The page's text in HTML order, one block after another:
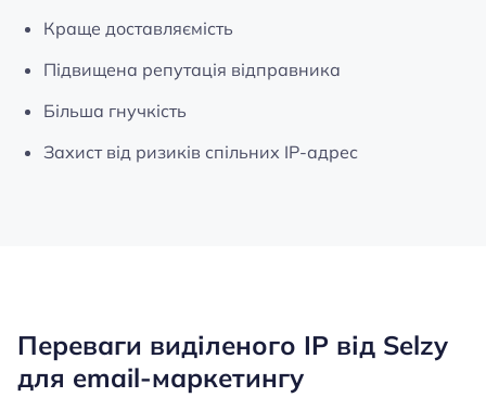
Краще доставляємість
Підвищена репутація відправника
Більша гнучкість
Захист від ризиків спільних IP-адрес
Переваги виділеного IP від Selzy
для email-маркетингу